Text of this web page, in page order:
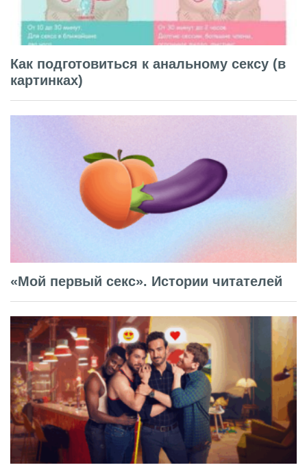
Как подготовиться к анальному сексу (в
картинках)
«Мой первый секс». Истории читателей